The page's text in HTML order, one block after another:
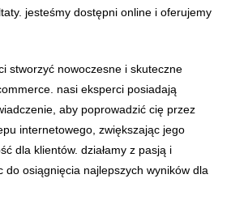
jesteśmy dostępni online i oferujemy
stworzyć nowoczesne i skuteczne
nasi eksperci posiadają
aby poprowadzić cię przez
internetowego, zwiększając jego
dla klientów. działamy z pasją i
do osiągnięcia najlepszych wyników dla